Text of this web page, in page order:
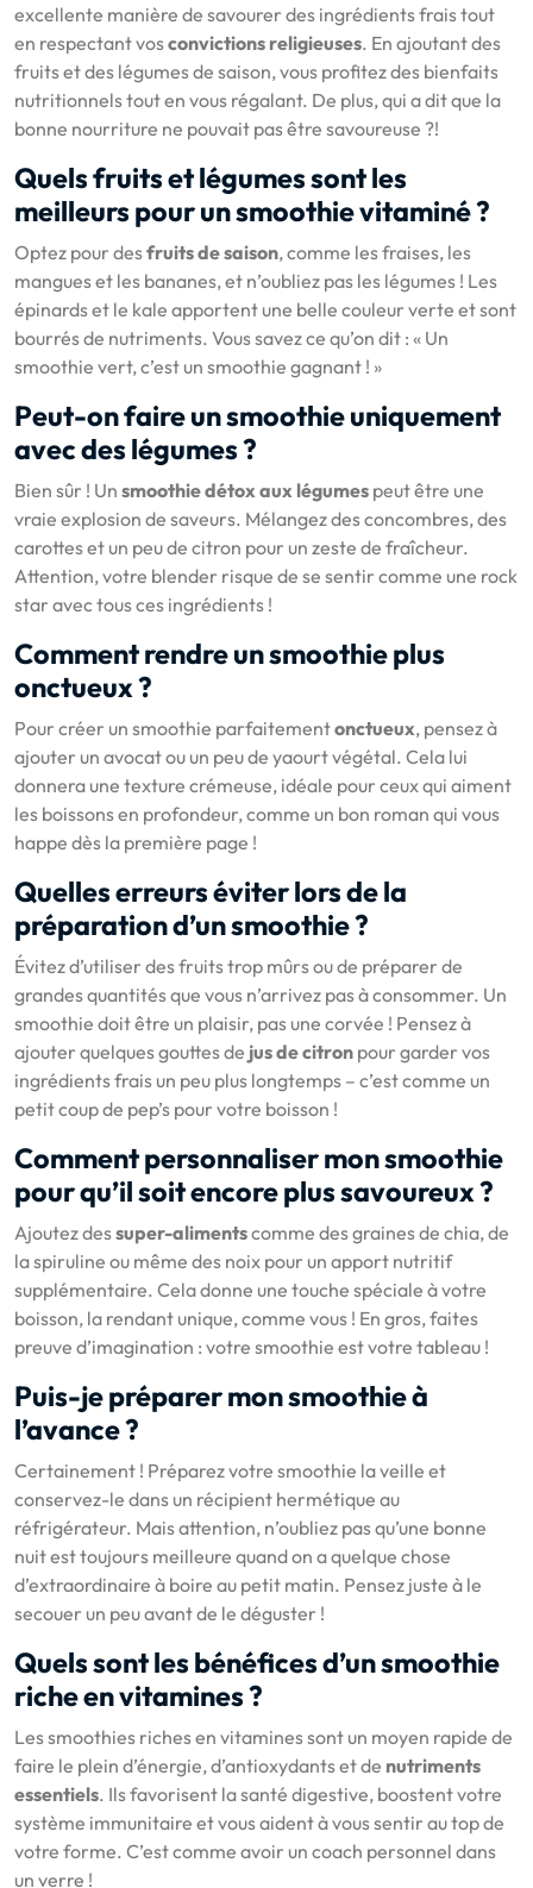
excellente manière de savourer des ingrédients frais tout
en respectant vosconvictions religieuses. En ajoutant des
fruits et des légumes de saison, vous profitez des bienfaits
nutritionnels tout en vous régalant. De plus, qui a dit que la
bonne nourriture ne pouvait pas être savoureuse ?!
Quels fruits et légumes sont les
meilleurs pour un smoothie vitaminé ?
Optez pour desfruits de saison, comme les fraises, les
mangues et les bananes, et n’oubliez pas les légumes ! Les
épinards et le kale apportent une belle couleur verte et sont
bourrés de nutriments. Vous savez ce qu’on dit : « Un
smoothie vert, c’est un smoothie gagnant ! »
Peut-on faire un smoothie uniquement
avec des légumes ?
Bien sûr ! Un smoothie détox aux légumes peut être une
vraie explosion de saveurs. Mélangez des concombres, des
carottes et un peu de citron pour un zeste de fraîcheur.
Attention, votre blender risque de se sentir comme une rock
star avec tous ces ingrédients !
Comment rendre un smoothie plus
onctueux ?
Pour créer un smoothie parfaitementonctueux, pensez à
ajouter un avocat ou un peu de yaourt végétal. Cela lui
donnera une texture crémeuse, idéale pour ceux qui aiment
les boissons en profondeur, comme un bon roman qui vous
happe dès la première page !
Quelles erreurs éviter lors de la
préparation d’un smoothie ?
Évitez d’utiliser des fruits trop mûrs ou de préparer de
grandes quantités que vous n’arrivez pas à consommer. Un
smoothie doit être un plaisir, pas une corvée ! Pensez à
ajouter quelques gouttes de jus de citron pour garder vos
ingrédients frais un peu plus longtemps – c’est comme un
petit coup de pep’s pour votre boisson !
Comment personnaliser mon smoothie
pour qu’il soit encore plus savoureux ?
Ajoutez dessuper-alimentscomme des graines de chia, de
la spiruline ou même des noix pour un apport nutritif
supplémentaire. Cela donne une touche spéciale à votre
boisson, la rendant unique, comme vous ! En gros, faites
preuve d’imagination : votre smoothie est votre tableau !
Puis-je préparer mon smoothie à
l’avance ?
Certainement ! Préparez votre smoothie la veille et
conservez-le dans un récipient hermétique au
réfrigérateur. Mais attention, n’oubliez pas qu’une bonne
nuit est toujours meilleure quand on a quelque chose
d’extraordinaire à boire au petit matin. Pensez juste à le
secouer un peu avant de le déguster !
Quels sont les bénéfices d’un smoothie
riche en vitamines ?
Les smoothies riches en vitamines sont un moyen rapide de
faire le plein d’énergie, d’antioxydants et de nutriments
essentiels. Ils favorisent la santé digestive, boostent votre
système immunitaire et vous aident à vous sentir au top de
votre forme. C’est comme avoir un coach personnel dans
un verre !